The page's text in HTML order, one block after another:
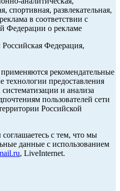
спортивная, развлекательная,
в соответствии с
Федерации о рекламе
Федерация,
рекомендательные
предоставления
и анализа
пользователей сети
Российской
с тем, что мы
данные с использованием
, LiveInternet.